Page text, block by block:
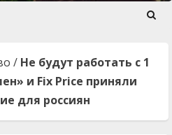
/ Не будут работать с 1
и Fix Price приняли
для россиян